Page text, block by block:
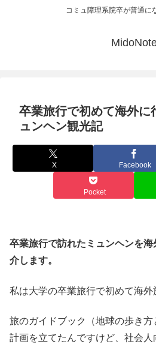
コミュ障理系院卒が普通に
卒業旅行で初めて海外に
ュンヘン観光記
X Facebook
Pocket
卒業旅行で訪れたミュンヘンを
介します。
私は大学の卒業旅行で初めて海外
旅のガイドブック（地球の歩き
計画を立てたんですけど、社会